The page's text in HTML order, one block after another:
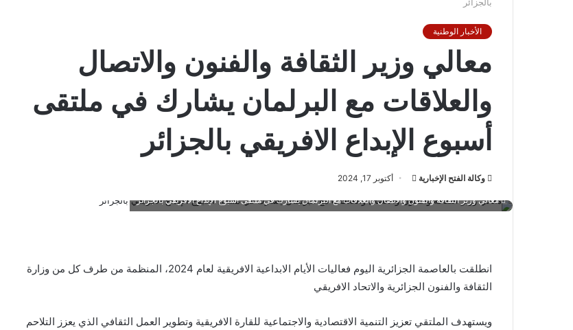
الأخبار الوطنية
معالي وزير الثقافة والفنون والاتصال
والعلاقات مع البرلمان يشارك في ملتقى
أسبوع الإبداع الافريقي بالجزائر
وكالة الفتح الإخبارية
أرسل
إلكترونيا
أكتوبر 17, 2024
معالي وزير الثقافة والفنون والاتصال والعلاقات مع البرلمان يشارك في ملتقى أسبوع الإبداع الافريقي بالجزائر
انطلقت بالعاصمة الجزائرية اليوم فعاليات الأيام الابداعية الافريقية لعام 2024، المنظمة من طرف كل من وزارة
الثقافة والفنون الجزائرية والاتحاد الافريقي
ويستهدف الملتقي تعزيز التنمية الاقتصادية والاجتماعية للقارة الافريقية وتطوير العمل الثقافي الذي يعزز التلاحم